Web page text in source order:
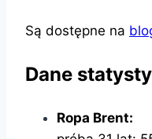
Są dostępne na
Dane
Ropa Brent: